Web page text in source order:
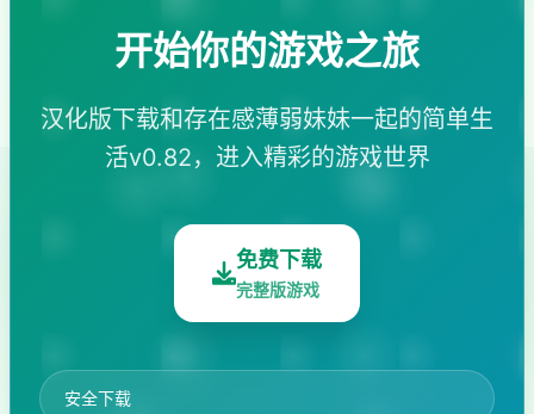
开始你的游戏之旅
汉化版下载和存在感薄弱妹妹一起的简单生
活v0.82，进入精彩的游戏世界
免费下载
完整版游戏
安全下载